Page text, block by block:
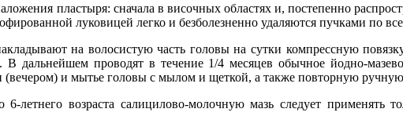
пластыря: сначала в височных областях и, постепенно
луковицей легко и безболезненно удаляются пучками по
на волосистую часть головы на сутки компрессную
дальнейшем проводят в течение 1/4 месяцев обычное йодно-
и мытье головы с мылом и щеткой, а также повторную
возраста салицилово-молочную мазь следует применять